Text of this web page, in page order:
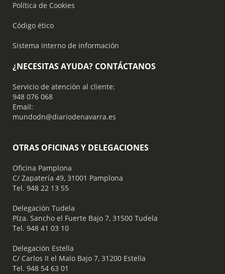
Política de Cookies
Código ético
Sistema interno de información
¿NECESITAS AYUDA? CONTÁCTANOS
Servicio de atención al cliente:
948 076 068
Email:
mundodn@diariodenavarra.es
OTRAS OFICINAS Y DELEGACIONES
Oficina Pamplona
C/ Zapatería 49, 31001 Pamplona
Tel. 948 22 13 55
​ Delegación Tudela
Plza. Sancho el Fuerte Bajo 7, 31500 Tudela
Tel. 948 41 03 10
​ Delegación Estella
C/ Carlos II el Malo Bajo 7, 31200 Estella
Tel. 948 54 63 01